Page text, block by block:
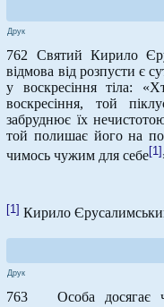
Друк
762 Святий Кирило
відмова від розпусти є
у воскресіння тіла:
воскресіння, той
забруднює їх
той полишає його на
чимось чужим для себе[1]
[1] Кирило
Друк
763 Особа досягає